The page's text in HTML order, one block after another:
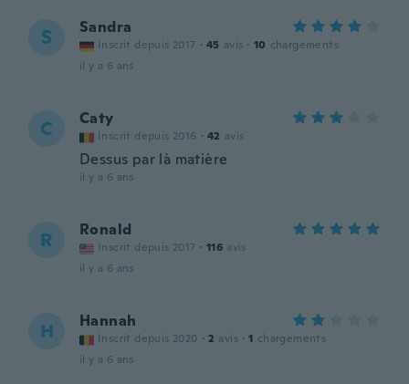
S Sandra
Inscrit depuis 2017 · 45 avis · 10 chargements
il y a 6 ans
C Caty
Inscrit depuis 2016 · 42 avis
Dessus par là matière
il y a 6 ans
R Ronald
Inscrit depuis 2017 · 116 avis
il y a 6 ans
H Hannah
Inscrit depuis 2020 · 2 avis · 1 chargements
il y a 6 ans